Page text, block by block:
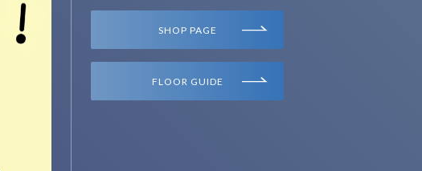
SHOP PAGE
FLOOR GUIDE